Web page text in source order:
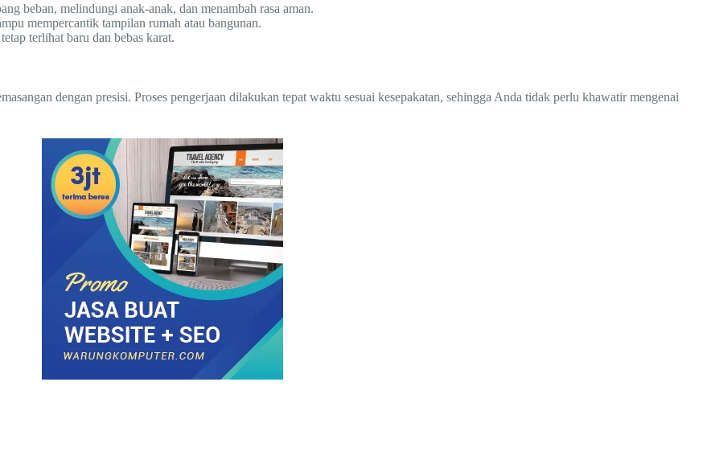
beban, melindungi anak-anak, dan menambah rasa aman.
mempercantik tampilan rumah atau bangunan.
terlihat baru dan bebas karat.
dengan presisi. Proses pengerjaan dilakukan tepat waktu sesuai kesepakatan, sehingga Anda tidak perlu khawatir mengenai